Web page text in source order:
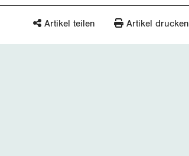
Artikel teilen Artikel drucken